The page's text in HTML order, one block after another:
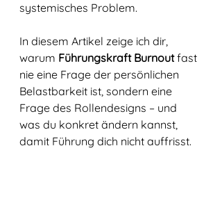
systemisches Problem.
In diesem Artikel zeige ich dir,
warum Führungskraft Burnout fast
nie eine Frage der persönlichen
Belastbarkeit ist, sondern eine
Frage des Rollendesigns – und
was du konkret ändern kannst,
damit Führung dich nicht auffrisst.